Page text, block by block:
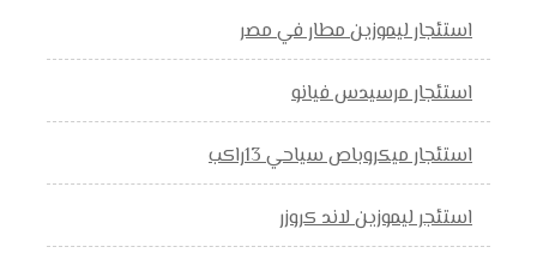
استئجار ليموزين مطار في مصر
استئجار مرسيدس فيانو
استئجار ميكروباص سياحي 13راكب
استئجر ليموزين لاند كروزر